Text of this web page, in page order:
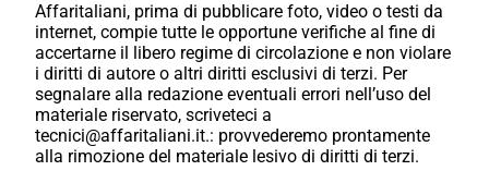
Affaritaliani, prima di pubblicare foto, video o testi da
internet, compie tutte le opportune verifiche al fine di
accertarne il libero regime di circolazione e non violare
i diritti di autore o altri diritti esclusivi di terzi. Per
segnalare alla redazione eventuali errori nell’uso del
materiale riservato, scriveteci a
tecnici@affaritaliani.it.: provvederemo prontamente
alla rimozione del materiale lesivo di diritti di terzi.